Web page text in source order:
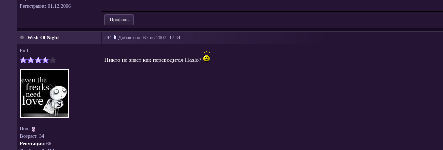
Регистрация: 01.12.2006
Профиль
Wish Of Night
Full
Пол:
Возраст: 34
Репутация: 66
#44 Добавлено: 6 янв 2007, 17:34
Никто не знает как переводится Haslo?